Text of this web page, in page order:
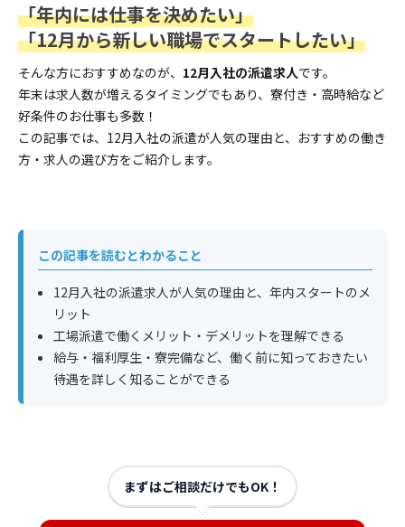
「年内には仕事を決めたい」
「12月から新しい職場でスタートしたい」
そんな方におすすめなのが、 12月入社の派遣求人です。
年末は求人数が増えるタイミングでもあり、寮付き・高時給など
好条件のお仕事も多数！
この記事では、12月入社の派遣が人気の理由と、おすすめの働き
方・求人の選び方をご紹介します。
この記事を読むとわかること
12月入社の派遣求人が人気の理由と、年内スタートのメ
リット
工場派遣で働くメリット・デメリットを理解できる
給与・福利厚生・寮完備など、働く前に知っておきたい
待遇を詳しく知ることができる
まずはご相談だけでもOK！